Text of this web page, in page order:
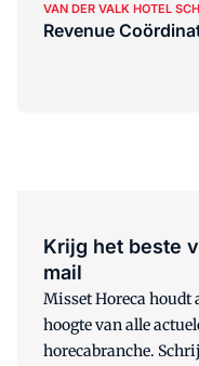
VAN DER VALK HOTEL
Revenue
Krijg het beste
mail
Misset Horeca houdt
hoogte van alle
horecabranche.